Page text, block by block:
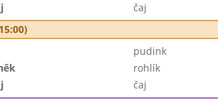
čaj
pudink
rohlík
čaj